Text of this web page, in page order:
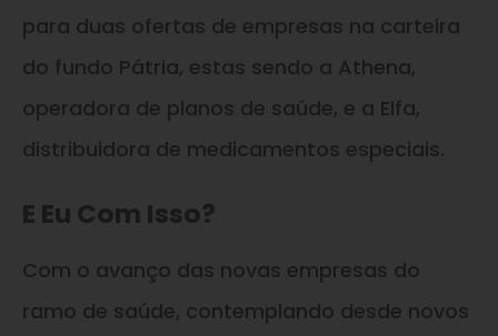
para duas ofertas de empresas na carteira
do fundo Pátria, estas sendo a Athena,
operadora de planos de saúde, e a Elfa,
distribuidora de medicamentos especiais.
E Eu Com Isso?
Com o avanço das novas empresas do
ramo de saúde, contemplando desde novos